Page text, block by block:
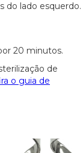
do lado esquerdo.
20 minutos.
de
o guia de